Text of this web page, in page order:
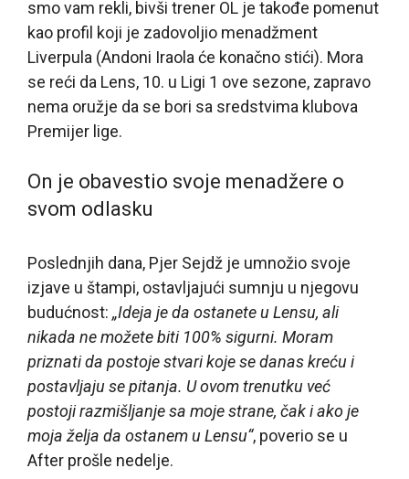
smo vam rekli, bivši trener OL je takođe pomenut
kao profil koji je zadovoljio menadžment
Liverpula (Andoni Iraola će konačno stići). Mora
se reći da Lens, 10. u Ligi 1 ove sezone, zapravo
nema oružje da se bori sa sredstvima klubova
Premijer lige.
On je obavestio svoje menadžere o
svom odlasku
Poslednjih dana, Pjer Sejdž je umnožio svoje
izjave u štampi, ostavljajući sumnju u njegovu
budućnost: „Ideja je da ostanete u Lensu, ali
nikada ne možete biti 100% sigurni. Moram
priznati da postoje stvari koje se danas kreću i
postavljaju se pitanja. U ovom trenutku već
postoji razmišljanje sa moje strane, čak i ako je
moja želja da ostanem u Lensu“, poverio se u
After prošle nedelje.